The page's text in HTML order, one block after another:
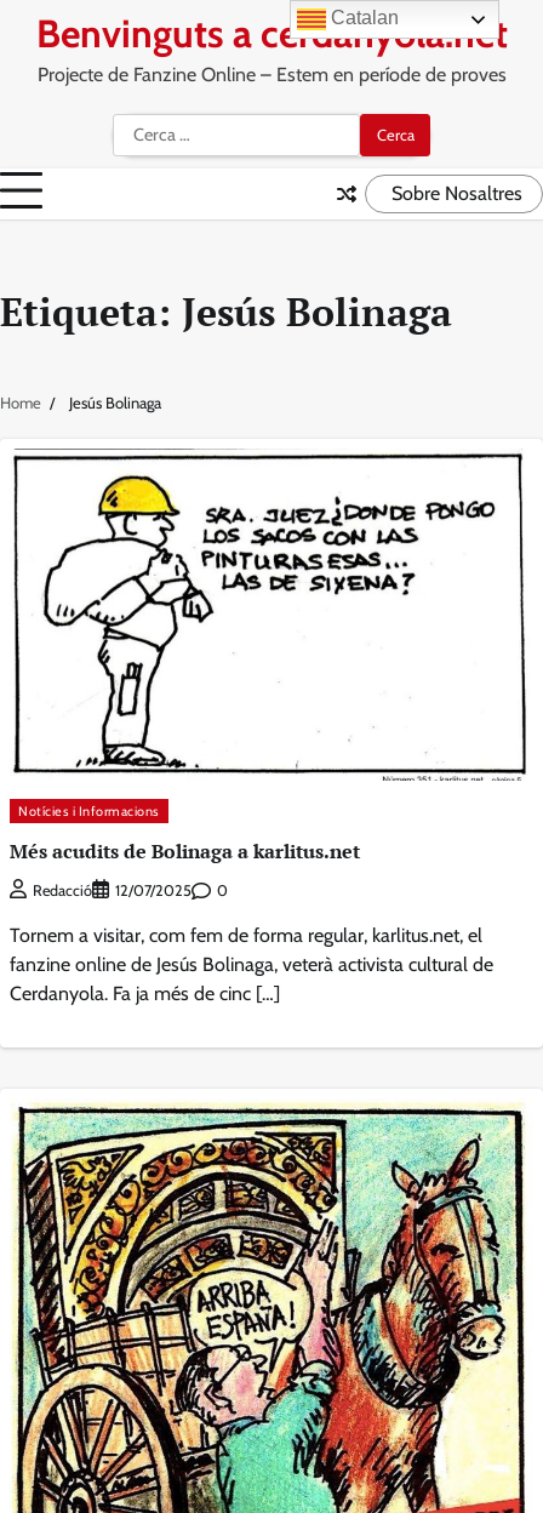
content
Benvinguts a cerdanyola.net
Projecte de Fanzine Online – Estem en període de proves
Cerca:
Sobre Nosaltres
Etiqueta: Jesús Bolinaga
Home Jesús Bolinaga
Notícies i Informacions
Més acudits de Bolinaga a karlitus.net
Redacció 12/07/2025 0
Tornem a visitar, com fem de forma regular, karlitus.net, el
fanzine online de Jesús Bolinaga, veterà activista cultural de
Cerdanyola. Fa ja més de cinc […]
Catalan